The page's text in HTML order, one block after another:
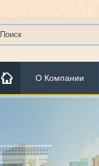
О Компании